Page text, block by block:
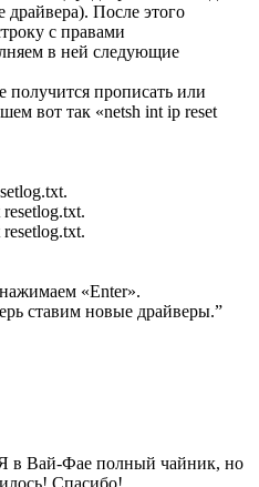
драйвера). После этого
с правами
в ней следующие
получится прописать или
вот так «netsh int ip reset
resetlog.txt.
resetlog.txt.
«Enter».
ставим новые драйверы.”
Я в Вай-Фае полный чайник, но
Спасибо!